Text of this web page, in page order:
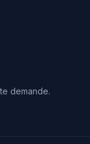
demande.